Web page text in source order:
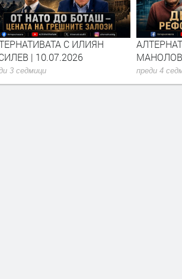
С ИЛИЯН
| 10.07.2026
3 седмици
МАНОЛОВ
преди 4